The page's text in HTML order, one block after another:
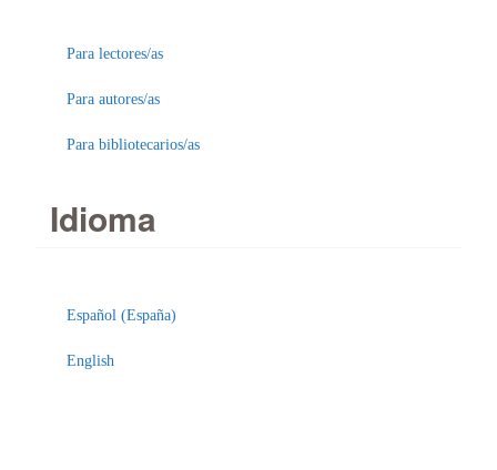
Para lectores/as
Para autores/as
Para bibliotecarios/as
Idioma
Español (España)
English